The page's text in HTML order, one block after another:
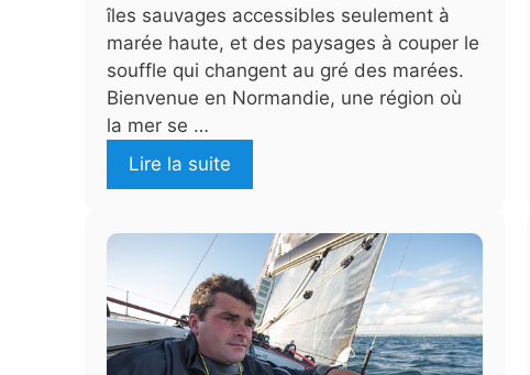
îles sauvages accessibles seulement à
marée haute, et des paysages à couper le
souffle qui changent au gré des marées.
Bienvenue en Normandie, une région où
la mer se …
Lire la suite